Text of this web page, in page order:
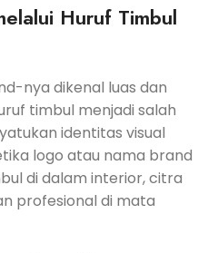
Huruf Timbul
nya dikenal luas dan
timbul menjadi salah
identitas visual
logo atau nama brand
di dalam interior, citra
profesional di mata